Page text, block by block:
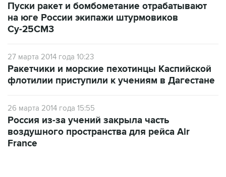
Пуски ракет и бомбометание отрабатывают
на юге России экипажи штурмовиков
Су-25СМ3
27 марта 2014 года 10:23
Ракетчики и морские пехотинцы Каспийской
флотилии приступили к учениям в Дагестане
26 марта 2014 года 15:55
Россия из-за учений закрыла часть
воздушного пространства для рейса Air
France